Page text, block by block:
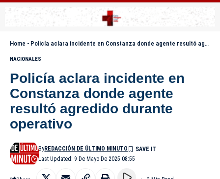
Home - Policía aclara incidente en Constanza donde agente resultó agredido durante operativo
NACIONALES
Policía aclara incidente en
Constanza donde agente
resultó agredido durante
operativo
Last Updated: 9 De Mayo De 2025 08:55
ByREDACCIÓN DE ÚLTIMO MINUTO